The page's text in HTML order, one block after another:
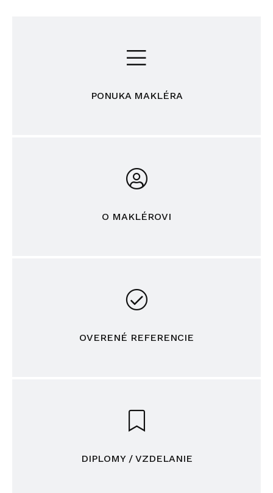
PONUKA MAKLÉRA
O MAKLÉROVI
OVERENÉ REFERENCIE
DIPLOMY / VZDELANIE